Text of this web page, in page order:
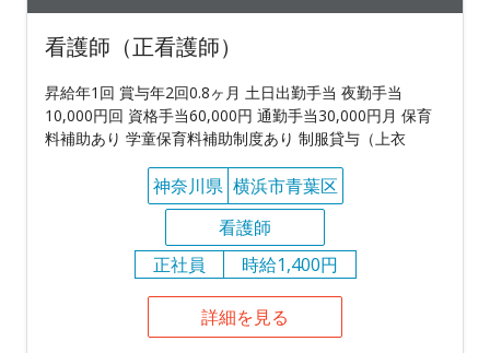
看護師（正看護師）
昇給年1回 賞与年2回0.8ヶ月 土日出勤手当 夜勤手当
10,000円回 資格手当60,000円 通勤手当30,000円月 保育
料補助あり 学童保育料補助制度あり 制服貸与（上衣
神奈川県 横浜市青葉区
看護師
正社員
時給1,400円
詳細を見る